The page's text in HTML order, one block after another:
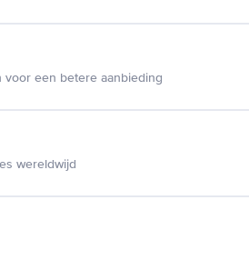
voor een betere aanbieding
wereldwijd